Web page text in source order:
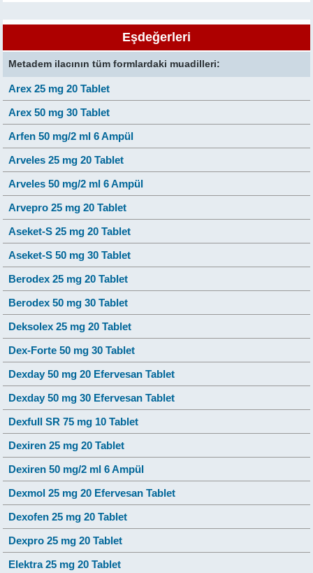
Eşdeğerleri
Metadem ilacının tüm formlardaki muadilleri:
Arex 25 mg 20 Tablet
Arex 50 mg 30 Tablet
Arfen 50 mg/2 ml 6 Ampül
Arveles 25 mg 20 Tablet
Arveles 50 mg/2 ml 6 Ampül
Arvepro 25 mg 20 Tablet
Aseket-S 25 mg 20 Tablet
Aseket-S 50 mg 30 Tablet
Berodex 25 mg 20 Tablet
Berodex 50 mg 30 Tablet
Deksolex 25 mg 20 Tablet
Dex-Forte 50 mg 30 Tablet
Dexday 50 mg 20 Efervesan Tablet
Dexday 50 mg 30 Efervesan Tablet
Dexfull SR 75 mg 10 Tablet
Dexiren 25 mg 20 Tablet
Dexiren 50 mg/2 ml 6 Ampül
Dexmol 25 mg 20 Efervesan Tablet
Dexofen 25 mg 20 Tablet
Dexpro 25 mg 20 Tablet
Elektra 25 mg 20 Tablet